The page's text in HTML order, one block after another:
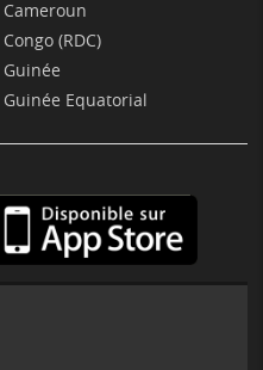
Cameroun
Congo (RDC)
Guinée
Guinée Equatorial